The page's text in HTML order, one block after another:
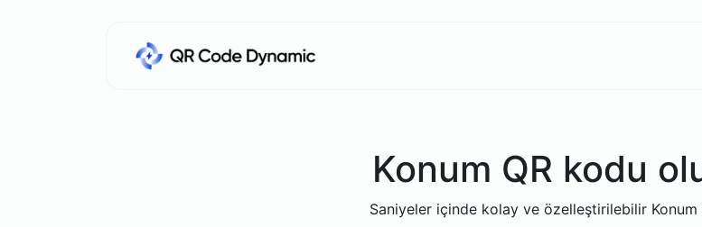
Konum QR kodu
Saniyeler içinde kolay ve özelleştirilebilir Konum